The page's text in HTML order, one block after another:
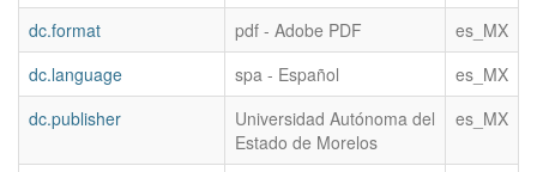
dc.format pdf - Adobe PDF
es_MX
dc.language
spa - Español
es_MX
dc.publisher
Universidad Autónoma del
Estado de Morelos
es_MX